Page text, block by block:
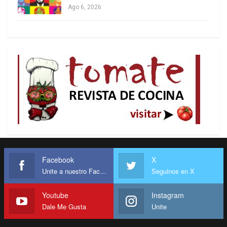
fuerzas de ocupación israelís, por fuego
de las cuales no deberían ser a priori letales–, por
patologías crónicas o por los accidentes
provocados por los derrumbes de edificios en
ruinas.
* Analista internacional sobre temas de Medio
Oriente, residente en Beirut, colaborador del
Centro Latinoamericano de Análisis Estratégico
(CLAE,www.estrategia.la)
Ago 6, 2026
Facebook
Unite a nuestro Facebook
X
Seguinos en X
Youtube
Dale Me Gusta
Instagram
Unite